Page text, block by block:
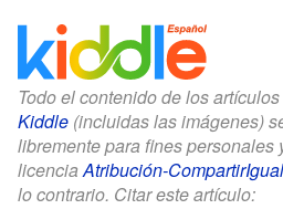
Todo el contenido de los
Kiddle (incluidas las imágenes)
libremente para fines personales
licenciaAtribución-CompartirIgual
lo contrario. Citar este artículo: